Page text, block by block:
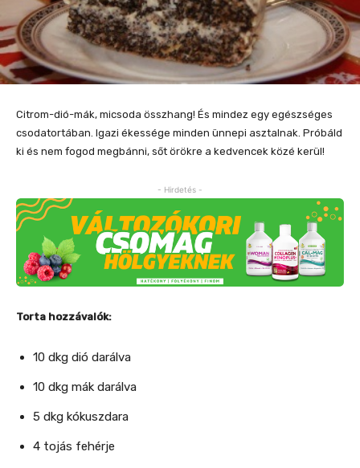
Citrom-dió-mák, micsoda összhang! És mindez egy egészséges
csodatortában. Igazi ékessége minden ünnepi asztalnak. Próbáld
ki és nem fogod megbánni, sőt örökre a kedvencek közé kerül!
- Hirdetés -
Torta hozzávalók:
10 dkg dió darálva
10 dkg mák darálva
5 dkg kókuszdara
4 tojás fehérje